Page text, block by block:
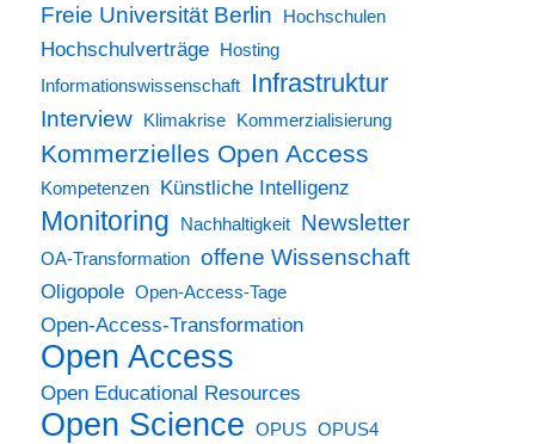
Freie Universität Berlin Hochschulen
Hochschulverträge
Hosting
Informationswissenschaft
Infrastruktur
Interview Klimakrise Kommerzialisierung
Kommerzielles Open Access
Kompetenzen Künstliche Intelligenz
Monitoring Nachhaltigkeit Newsletter
OA-Transformation offene Wissenschaft
Oligopole Open-Access-Tage
Open-Access-Transformation
Open Access
Open Educational Resources
Open Science OPUS OPUS4